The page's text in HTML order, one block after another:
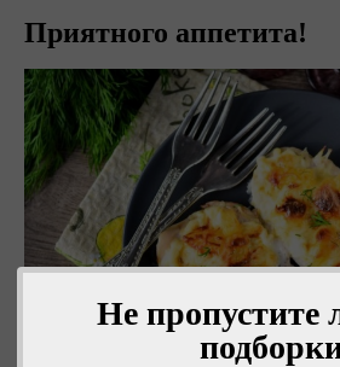
Не пропустите
Приятного аппетита!